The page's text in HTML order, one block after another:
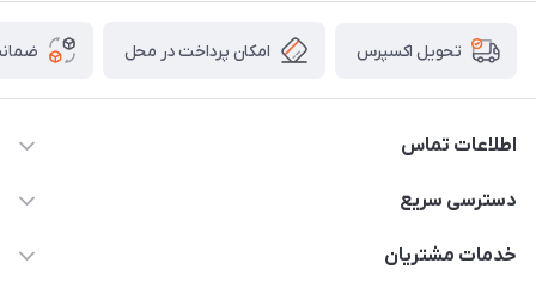
تحویل اکسپرس امکان پرداخت در محل
اطلاعات تماس
۰۲۱۰۰۰۰۰۰۰۰
دسترسی سریع
حساب کاربری
خدمات مشتریان